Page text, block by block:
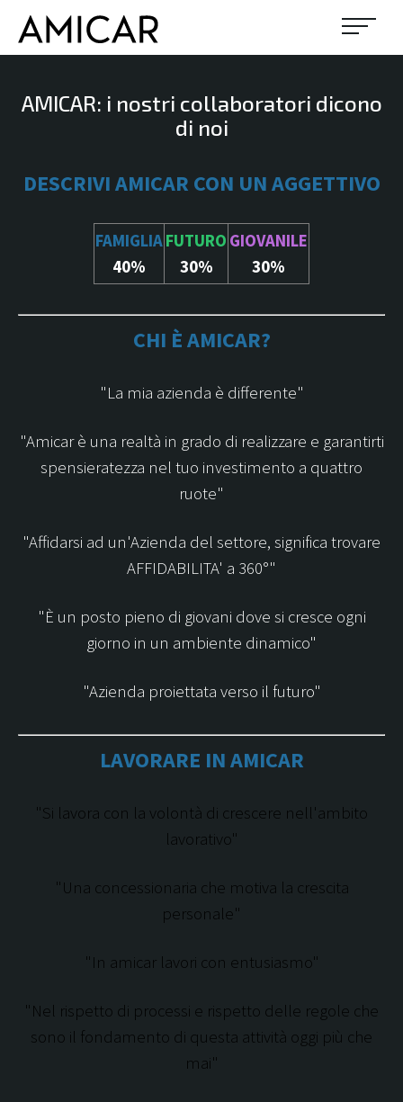
IL NOSTRO USATO
NEWS ED EVENTI
OFFICINA
LA TUA FIDELITY CARD
CONTATTI
Contattaci con WhatsApp
YouTube LinkedIn
AMICAR: i nostri collaboratori dicono
di noi
DESCRIVI AMICAR CON UN AGGETTIVO
FAMIGLIA
40%
FUTURO
30%
GIOVANILE
30%
CHI È AMICAR?
"La mia azienda è differente"
"Amicar è una realtà in grado di realizzare e garantirti
spensieratezza nel tuo investimento a quattro
ruote"
"Affidarsi ad un'Azienda del settore, significa trovare
AFFIDABILITA' a 360°"
"È un posto pieno di giovani dove si cresce ogni
giorno in un ambiente dinamico"
"Azienda proiettata verso il futuro"
LAVORARE IN AMICAR
"Si lavora con la volontà di crescere nell'ambito
lavorativo"
"Una concessionaria che motiva la crescita
personale"
"In amicar lavori con entusiasmo"
"Nel rispetto di processi e rispetto delle regole che
sono il fondamento di questa attività oggi più che
mai"